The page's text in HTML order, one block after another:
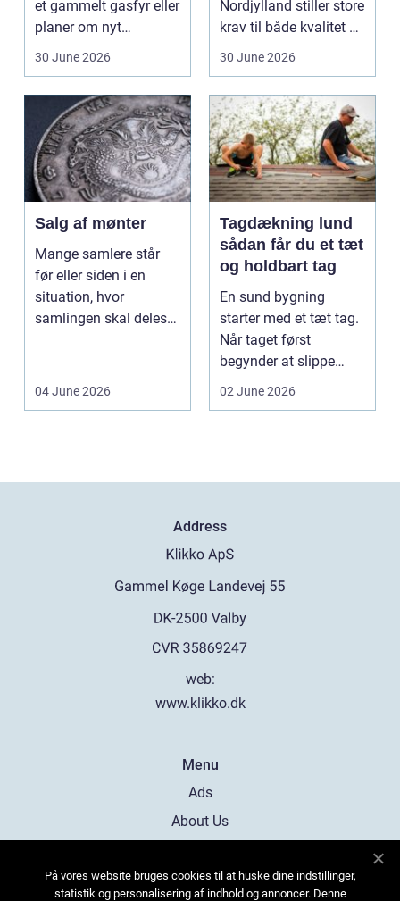
et gammelt gasfyr eller
planer om nyt
badeværelse, bliver
30 June 2026
Nordjylland stiller store
krav til både kvalitet og
hol...
30 June 2026
Salg af mønter
Mange samlere står
før eller siden i en
situation, hvor
samlingen skal deles
04 June 2026
Tagdækning lund
sådan får du et tæt
og holdbart tag
En sund bygning
starter med et tæt tag.
Når taget først
begynder at slippe
vand ind, kan skaderne
02 June 2026
Address
web:
www.klikko.dk
Menu
Ads
About Us
Contact
På vores website bruges cookies til at huske dine indstillinger,
statistik og personalisering af indhold og annoncer. Denne